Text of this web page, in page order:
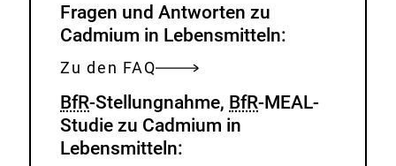
Fragen und Antworten zu
Cadmium in Lebensmitteln:
Zu den FAQ
BfR-Stellungnahme, BfR-MEAL-
Studie zu Cadmium in
Lebensmitteln: